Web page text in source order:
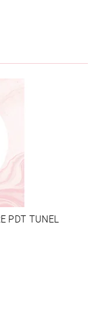
PDT TUNEL